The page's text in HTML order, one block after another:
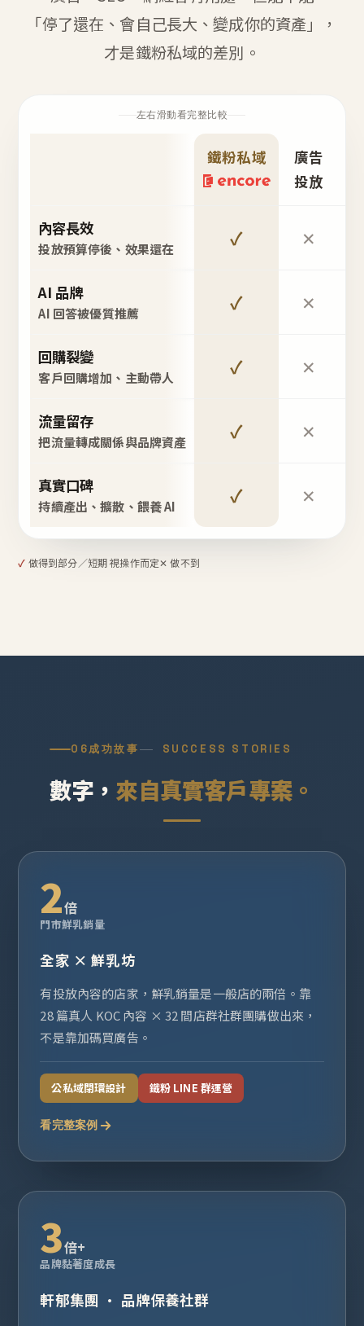
「停了還在、會自己長大、變成你的資產」，
才是鐵粉私域的差別。
左右滑動看完整比較
鐵粉私域
廣告
投放
內容長效
投放預算停後、效果還在 ✓ ✕
AI 品牌
AI 回答被優質推薦 ✓ ✕
回購裂變
客戶回購增加、主動帶人 ✓ ✕
流量留存
把流量轉成關係與品牌資產 ✓ ✕
真實口碑
持續產出、擴散、餵養 AI ✓ ✕
✓ 做得到部分／短期 視操作而定✕ 做不到
06成功故事 SUCCESS STORIES
數字， 來自真實客戶專案。
2倍
門市鮮乳銷量
全家 × 鮮乳坊
有投放內容的店家，鮮乳銷量是一般店的兩倍。靠
28 篇真人 KOC 內容 × 32 間店群社群團購做出來，
不是靠加碼買廣告。
公私域閉環設計 鐵粉 LINE 群運營
看完整案例
3倍+
品牌黏著度成長
軒郁集團 · 品牌保養社群